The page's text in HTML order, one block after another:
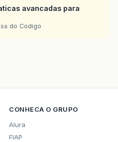
avancadas para
do Codigo
CONHECA O GRUPO
Alura
FIAP